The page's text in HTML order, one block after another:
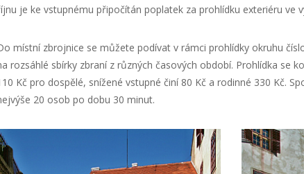
je ke vstupnému připočítán poplatek za prohlídku exteriéru ve
místní zbrojnice se můžete podívat v rámci prohlídky okruhu
rozsáhlé sbírky zbraní z různých časových období. Prohlídka se
Kč pro dospělé, snížené vstupné činí 80 Kč a rodinné 330 Kč.
20 osob po dobu 30 minut.